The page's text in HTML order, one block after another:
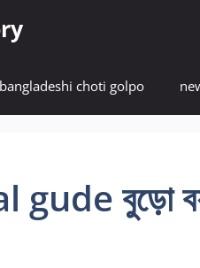
bangladeshi choti golpo
বুড়ো